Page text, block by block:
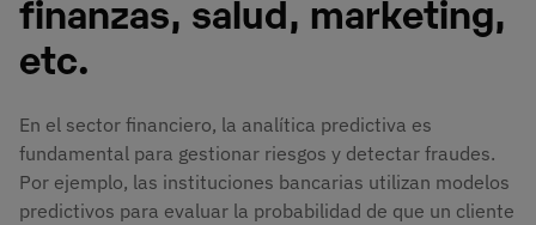
finanzas, salud, marketing,
etc.
En el sector financiero, la analítica predictiva es
fundamental para gestionar riesgos y detectar fraudes.
Por ejemplo, las instituciones bancarias utilizan modelos
predictivos para evaluar la probabilidad de que un cliente